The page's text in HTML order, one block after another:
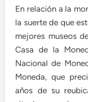
En relación a la
la suerte de que
mejores museos
Casa de la
Nacional de
Moneda, que
años de su